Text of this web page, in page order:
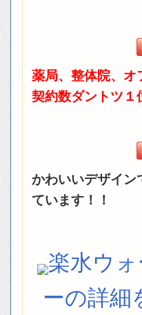
薬局、整体院、オ
契約数ダントツ１
かわいいデザイン
ています！！
楽水ウ
ーの詳